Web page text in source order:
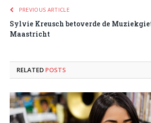
PREVIOUS ARTICLE
Sylvie Kreusch betoverde de
Maastricht
RELATED POSTS